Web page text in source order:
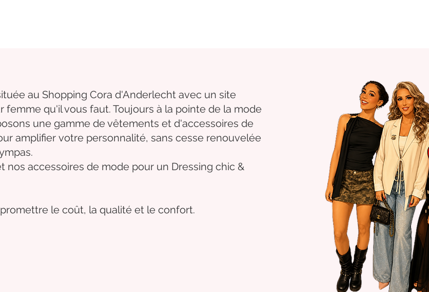
au Shopping Cora d'Anderlecht avec un site
femme qu'il vous faut. Toujours à la pointe de la mode
une gamme de vêtements et d'accessoires de
amplifier votre personnalité, sans cesse renouvelée
nos accessoires de mode pour un Dressing chic &
le coût, la qualité et le confort.